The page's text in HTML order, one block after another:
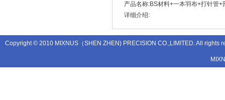
产品名称:BS材料+一本羽布+打针管+
详细介绍:
Copyright © 2010 MIXNUS（SHEN ZHEN) PRECISION CO.,LIMITED. All rights